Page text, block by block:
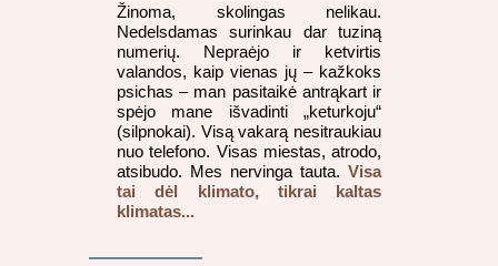
Žinoma, skolingas nelikau.
Nedelsdamas surinkau dar tuziną
numerių. Nepraėjo ir ketvirtis
valandos, kaip vienas jų – kažkoks
psichas – man pasitaikė antrąkart ir
spėjo mane išvadinti „keturkoju“
(silpnokai). Visą vakarą nesitraukiau
nuo telefono. Visas miestas, atrodo,
atsibudo. Mes nervinga tauta. Visa
tai dėl klimato, tikrai kaltas
klimatas...